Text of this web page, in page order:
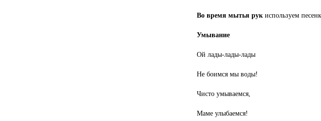
Во время мытья рук используем
Умывание
Ой лады-лады-лады
Не боимся мы воды!
Чисто умываемся,
Маме улыбаемся!